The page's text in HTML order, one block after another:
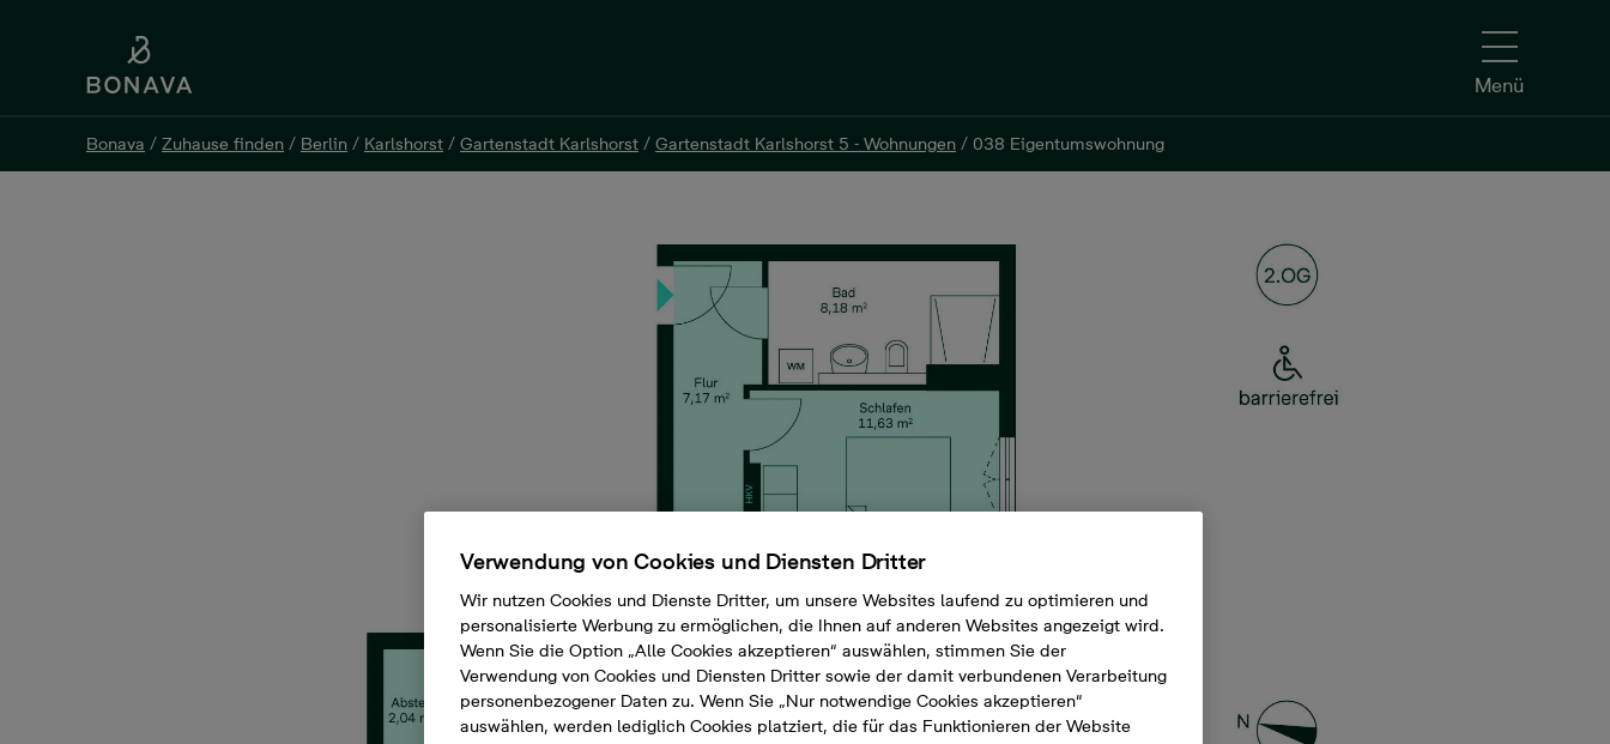
Menü
Bonava / Zuhause finden / Berlin / Karlshorst / Gartenstadt Karlshorst / Gartenstadt Karlshorst 5 - Wohnungen / 038 Eigentumswohnung
Bonava / Zuhause finden / Berlin / Karlshorst / Gartenstadt Karlshorst / Gartenstadt Karlshorst 5 - Wohnungen / 038 Eigentumswohnung
Verwendung von Cookies und Diensten Dritter
Wir nutzen Cookies und Dienste Dritter, um unsere Websites laufend zu optimieren und
personalisierte Werbung zu ermöglichen, die Ihnen auf anderen Websites angezeigt wird.
Wenn Sie die Option „Alle Cookies akzeptieren“ auswählen, stimmen Sie der
Verwendung von Cookies und Diensten Dritter sowie der damit verbundenen Verarbeitung
personenbezogener Daten zu. Wenn Sie „Nur notwendige Cookies akzeptieren“
auswählen, werden lediglich Cookies platziert, die für das Funktionieren der Website